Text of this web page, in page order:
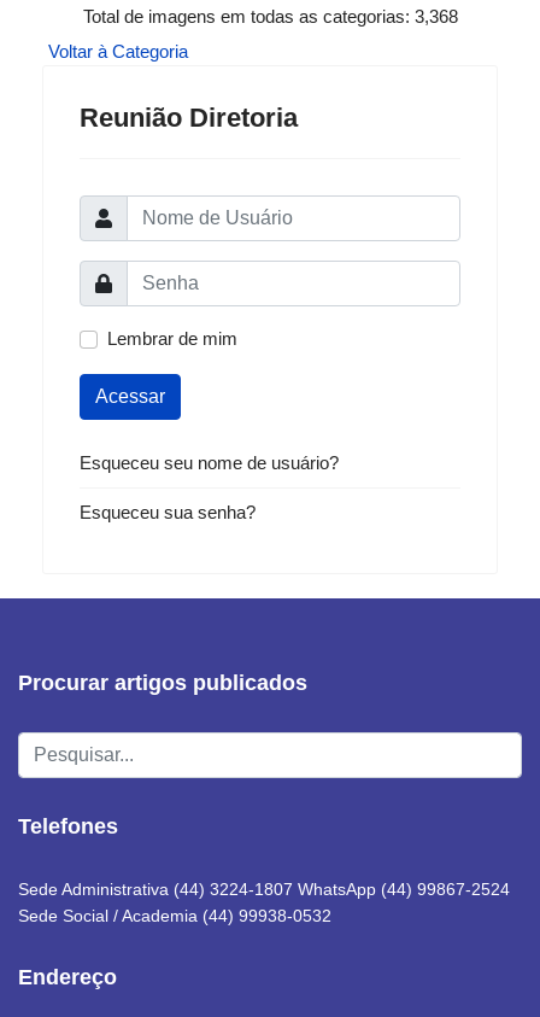
Total de imagens em todas as categorias: 3,368
Voltar à Categoria
Reunião Diretoria
Lembrar de mim
Acessar
Esqueceu seu nome de usuário?
Esqueceu sua senha?
Procurar artigos publicados
Pesquisar...
Telefones
Sede Administrativa (44) 3224-1807 WhatsApp (44) 99867-2524
Sede Social / Academia (44) 99938-0532
Endereço